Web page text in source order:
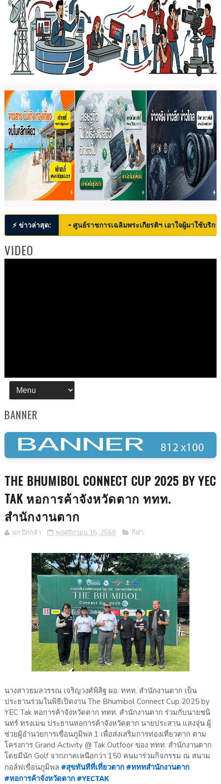
⚡ ข่าวล่าสุด: • ศูนย์ราชการเฉลิมพระเกียรติฯ เอาใจผู้มาใช้บริก
VIDEO
BANNER
THE BHUMIBOL CONNECT CUP 2025 BY YEC
TAK หอการค้าจังหวัดตาก ททท.
สำนักงานตาก
นก ปีกกล้า พฤศจิกายน 15, 2568 กีฬา
นางสาวธมลวรรณ เจริญวงศ์พิสิฐ ผอ. ททท. สำนักงานตาก เป็น
ประธานร่วมในพิธีเปิดงาน The Bhumibol Connect Cup 2025 by
YEC Tak หอการค้าจังหวัดตาก ททท. สำนักงานตาก ร่วมกับนายชนิ
นทร์ ทรงเมฆ ประธานหอการค้าจังหวัดตาก นายประสาน แสงจุ่น ผู้
ช่วยผู้อำนวยการเขื่อนภูมิพล 1 เพื่อส่งเสริมการท่องเที่ยวตาก ตาม
โครงการ Grand Activity @ Tak Outfoor ของ ททท. สำนักงานตาก
โดยมีนัก Golf จากภาคเหนือกว่า 150 คนมาร่วมกิจกรรม ณ สนาม
กอล์ฟเขื่อนภูมิพล #สุขทันทีที่เที่ยวตาก #ทททสำนักงานตาก
#หอการค้าจังหวัดตาก #YECTAK